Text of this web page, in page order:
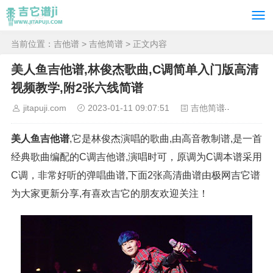
当前位置： 吉他谱 > 吉他简谱 > 正文内容
美人鱼吉他谱,林俊杰歌曲,C调简单入门版高清
视频教学,附2张六线简谱
jitapuji.com 2023-01-11 09:07:51 吉他简谱
美人鱼吉他谱,它是林俊杰演唱的歌曲,由高音教制谱,是一首
经典歌曲编配的C调吉他谱,演唱时可，原调为C调本谱采用
C调，非常好听的弹唱曲谱,下面2张高清曲谱由极网吉它谱
为大家更新分享,有喜欢吉它的朋友欢迎关注！